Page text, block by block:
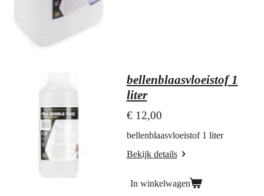
bellenblaasvloeistof 1
liter
€ 12,00
bellenblaasvloeistof 1 liter
Bekijk details
In winkelwagen